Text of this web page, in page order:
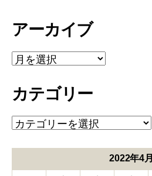
アーカイブ
ア
ー
イ
カテゴリー
カ
テ
ー
2022年4月